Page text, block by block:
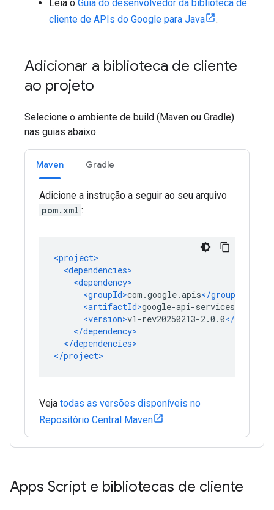
Leia o Guia do desenvolvedor da biblioteca de
cliente de APIs do Google para Java
.
Adicionar a biblioteca de cliente
ao projeto
Selecione o ambiente de build (Maven ou Gradle)
nas guias abaixo:
Maven Gradle
Adicione a instrução a seguir ao seu arquivo
pom.xml :
Veja todas as versões disponíveis no
Repositório Central Maven
.
Apps Script e bibliotecas de cliente